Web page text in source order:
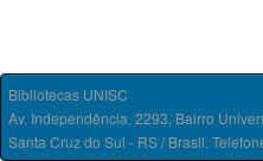
Bibliotecas UNISC
Av. Independência, 2293, Bairro
Santa Cruz do Sul - RS / Brasil.